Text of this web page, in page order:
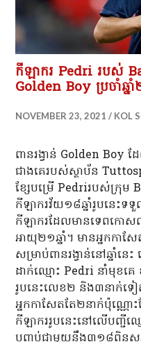
កីឡាករ Pedri របស់
Golden Boy ប្រចាំឆ្
NOVEMBER 23, 2021 KOL
ពានរង្វាន់ Golden Boy ដ
ជាងគេរបស់ស្ថាប័ន
ខ្សែបម្រើ Pedriរបស់ក្រុម
កីឡាករវ័យ១៨ឆ្នាំរូបនេះទទួ
កីឡាករដែលមានទេពកោស
អាយុ២១ឆ្នាំ។ មានអ្នកកាស
សម្រាប់ពានរង្វាន់នៅឆ្នាំ
ដាក់ឈ្មោះ Pedri នាំមុខគ
រូបនេះលេខ២ និង៣នាក់ទ
អ្នក​កាសែត​តែ២​នាក់​ប៉ុណ្ណោ
កីឡាកររូបនេះនៅ​លើ​បញ្ជីឈ្
បញ្ចប់ជាមួយនឹង៣១៨ពិន្ទុស